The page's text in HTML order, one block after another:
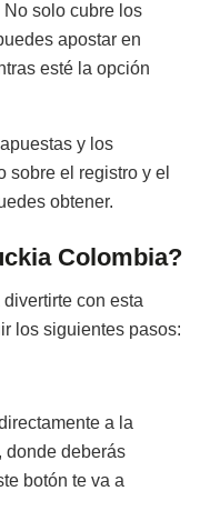
No solo cubre los
apostar en
esté la opción
y los
sobre el registro y el
obtener.
Colombia?
con esta
los siguientes pasos:
a la
donde deberás
botón te va a